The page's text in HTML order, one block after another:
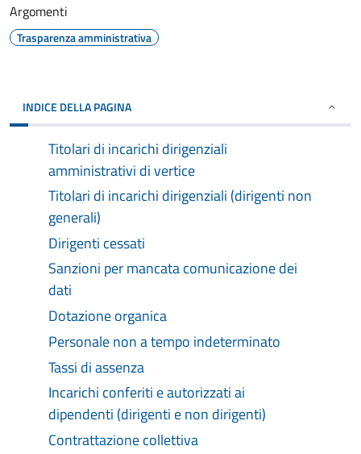
Argomenti
Trasparenza amministrativa
INDICE DELLA PAGINA
Titolari di incarichi dirigenziali
amministrativi di vertice
Titolari di incarichi dirigenziali (dirigenti non
generali)
Dirigenti cessati
Sanzioni per mancata comunicazione dei
dati
Dotazione organica
Personale non a tempo indeterminato
Tassi di assenza
Incarichi conferiti e autorizzati ai
dipendenti (dirigenti e non dirigenti)
Contrattazione collettiva